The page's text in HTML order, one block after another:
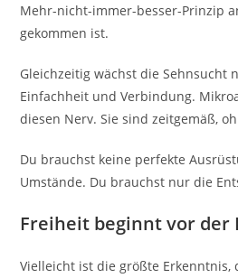
Mehr-nicht-immer-besser-Prinzip
gekommen ist.
Gleichzeitig wächst die Sehnsucht
Einfachheit und Verbindung.
diesen Nerv. Sie sind zeitgemäß,
Du brauchst keine perfekte
Umstände. Du brauchst nur die
Freiheit beginnt vor der
Vielleicht ist die größte Erkenntnis,